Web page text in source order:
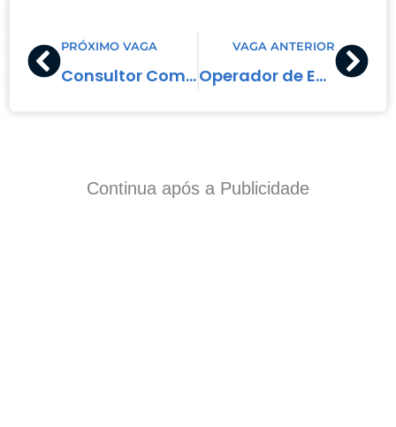
Prev
PRÓXIMO VAGA
Consultor Comercial
VAGA ANTERIOR
Operador de Empilhadeira
Continua após a Publicidade